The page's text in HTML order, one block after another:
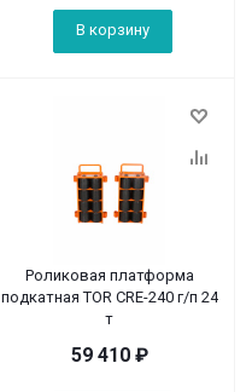
В корзину
Роликовая платформа
подкатная TOR CRE-240 г/п 24
т
59 410₽